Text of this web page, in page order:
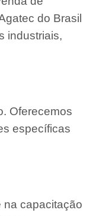
do Brasil
industriais,
Oferecemos
específicas
na capacitação